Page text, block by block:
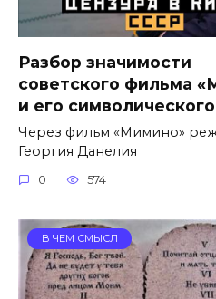
Разбор значимости
советского фильма
и его
Через фильм «Мимино»
Георгия Данелия
0 574
В ЧЕМ СМЫСЛ